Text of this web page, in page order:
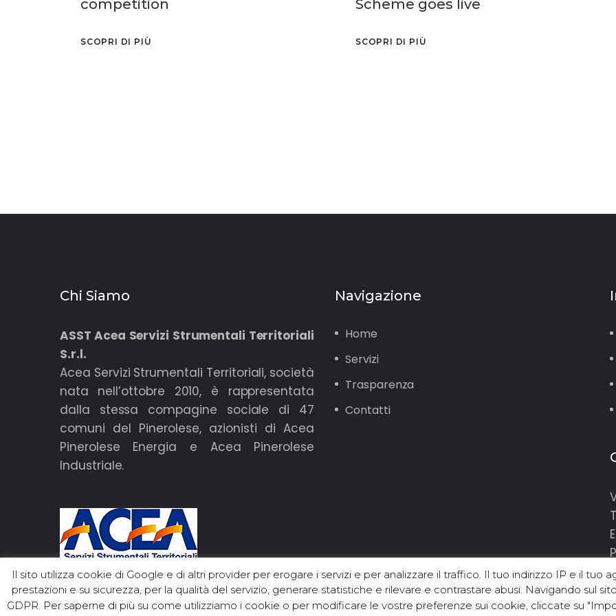
competition
SCOPRI DI PIÙ
Scheme goes live
SCOPRI DI PIÙ
Chi Siamo
ASST Acea Servizi Strumentali Territoriali
S.r.l.
Acea Servizi Strumentali Territoriali, società
nata nell’ottobre 2010, è rappresentata
dalla stessa compagine sociale di 47
comuni del Pinerolese, azionisti di Acea
Pinerolese Energia e Acea Pinerolese
Industriale.
Navigazione
Home
Servizi
Trasparenza
Contatti
Il sito utilizza cookie di Google e di altri provider per erogare i servizi e per analizzare il traffico. Il tuo indirizzo IP e il
prestazioni e su sicurezza, per la qualità del servizio, generare statistiche e rilevare e contrastare abusi. Navigando sul
GDPR. Per saperne di più su come utilizziamo i cookie o per modificare le vostre preferenze sui cookie, cliccate su